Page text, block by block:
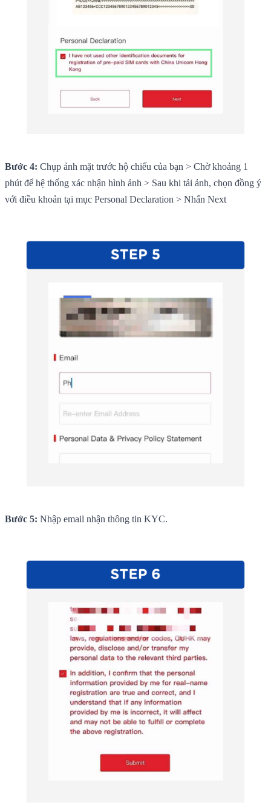
Bước 4: Chụp ảnh mặt trước hộ chiếu của bạn > Chờ khoảng 1
phút để hệ thống xác nhận hình ảnh > Sau khi tải ảnh, chọn đồng ý
với điều khoản tại mục Personal Declaration > Nhấn Next
Bước 5: Nhập email nhận thông tin KYC.